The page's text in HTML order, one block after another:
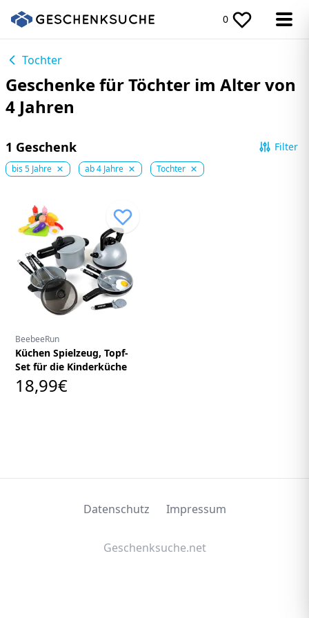
0
Tochter
Geschenke für Töchter im Alter von
4 Jahren
1 Geschenk Filter
bis 5 Jahre ab 4 Jahre Tochter
BeebeeRun
Küchen Spielzeug, Topf-
Set für die Kinderküche
18,99€
Datenschutz Impressum
Geschenksuche.net